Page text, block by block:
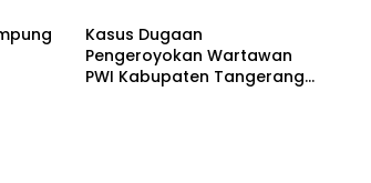
Kasus Dugaan
Pengeroyokan Wartawan
PWI Kabupaten Tangerang